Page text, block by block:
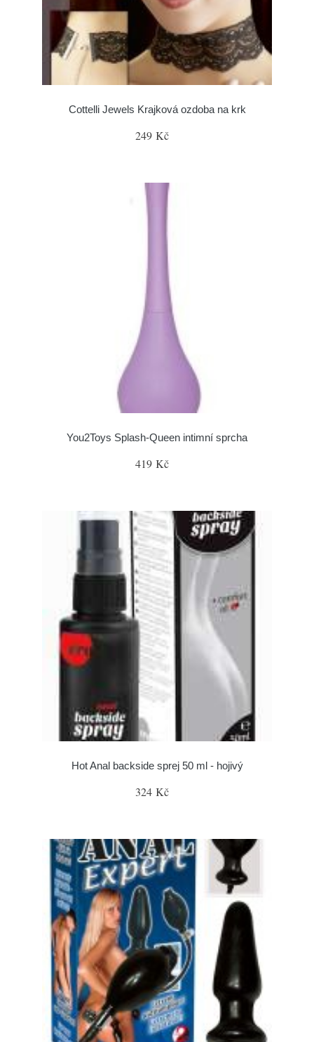
Cottelli Jewels Krajková ozdoba na krk
249 Kč
You2Toys Splash-Queen intimní sprcha
419 Kč
Hot Anal backside sprej 50 ml - hojivý
324 Kč